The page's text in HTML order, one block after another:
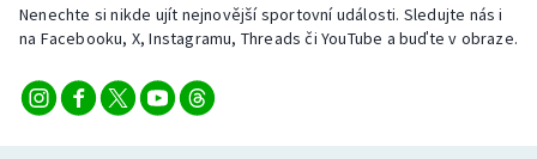
Veslování
Vodní slalom
Nenechte si nikde ujít nejnovější sportovní události. Sledujte nás i
na Facebooku, X, Instagramu, Threads či YouTube a buďte v obraze.